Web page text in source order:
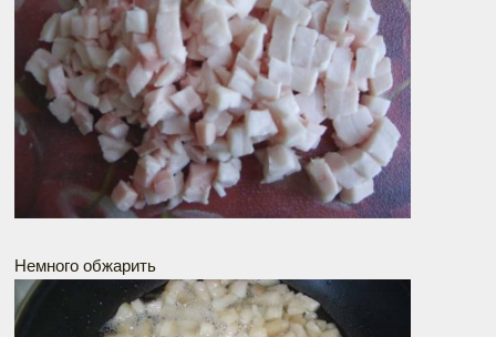
Немного обжарить